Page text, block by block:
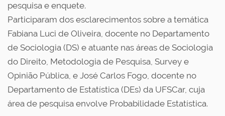
pesquisa e enquete.
Participaram dos esclarecimentos sobre a temática
Fabiana Luci de Oliveira, docente no Departamento
de Sociologia (DS) e atuante nas áreas de Sociologia
do Direito, Metodologia de Pesquisa, Survey e
Opinião Pública, e José Carlos Fogo, docente no
Departamento de Estatística (DEs) da UFSCar, cuja
área de pesquisa envolve Probabilidade Estatística.